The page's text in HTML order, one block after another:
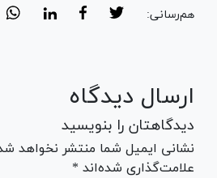
هم‌رسانی:
ارسال دیدگاه
دیدگاهتان را بنویسید
نشانی ایمیل شما منتشر نخواهد
علامت‌گذاری شده‌اند *